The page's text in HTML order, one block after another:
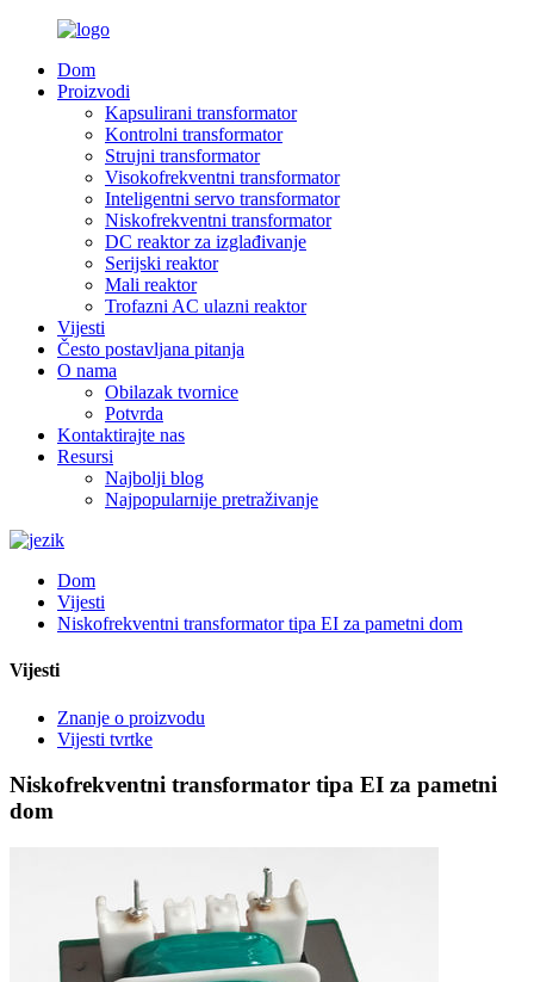
Dom
Proizvodi
Kapsulirani transformator
Kontrolni transformator
Strujni transformator
Visokofrekventni transformator
Inteligentni servo transformator
Niskofrekventni transformator
DC reaktor za izglađivanje
Serijski reaktor
Mali reaktor
Trofazni AC ulazni reaktor
Vijesti
Često postavljana pitanja
O nama
Obilazak tvornice
Potvrda
Kontaktirajte nas
Resursi
Najbolji blog
Najpopularnije pretraživanje
Dom
Vijesti
Niskofrekventni transformator tipa EI za pametni dom
Vijesti
Znanje o proizvodu
Vijesti tvrtke
Niskofrekventni transformator tipa EI za pametni
dom